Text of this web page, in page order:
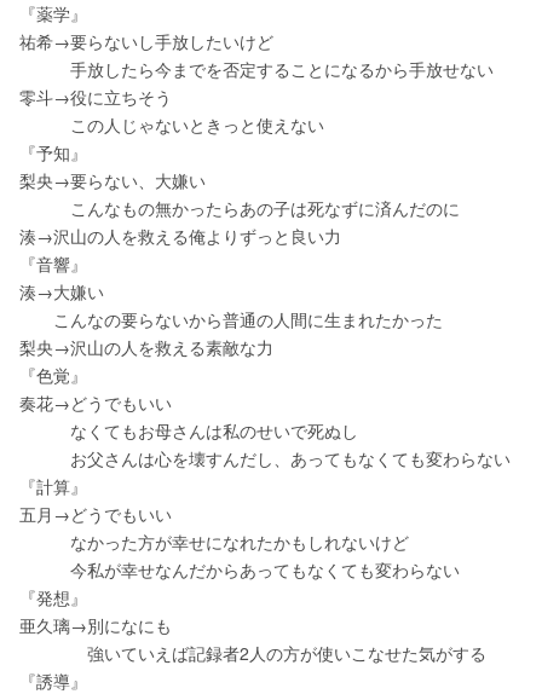
『薬学』
祐希→要らないし手放したいけど
手放したら今までを否定することになるから手放せない
零斗→役に立ちそう
この人じゃないときっと使えない
『予知』
梨央→要らない、大嫌い
こんなもの無かったらあの子は死なずに済んだのに
湊→沢山の人を救える俺よりずっと良い力
『音響』
湊→大嫌い
こんなの要らないから普通の人間に生まれたかった
梨央→沢山の人を救える素敵な力
『色覚』
奏花→どうでもいい
なくてもお母さんは私のせいで死ぬし
お父さんは心を壊すんだし、あってもなくても変わらない
『計算』
五月→どうでもいい
なかった方が幸せになれたかもしれないけど
今私が幸せなんだからあってもなくても変わらない
『発想』
亜久璃→別になにも
強いていえば記録者2人の方が使いこなせた気がする
『誘導』